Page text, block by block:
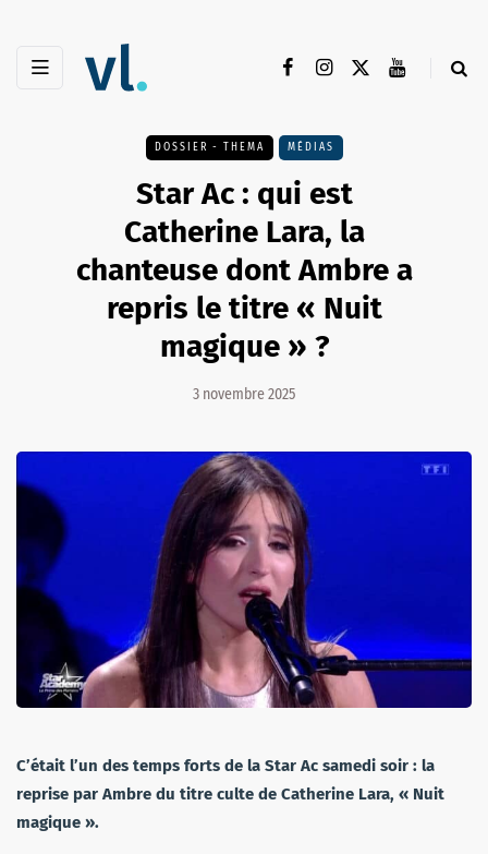
DOSSIER - THEMA MÉDIAS
Star Ac : qui est
Catherine Lara, la
chanteuse dont Ambre a
repris le titre « Nuit
magique » ?
3 novembre 2025
C’était l’un des temps forts de la Star Ac samedi soir : la
reprise par Ambre du titre culte de Catherine Lara, « Nuit
magique ».